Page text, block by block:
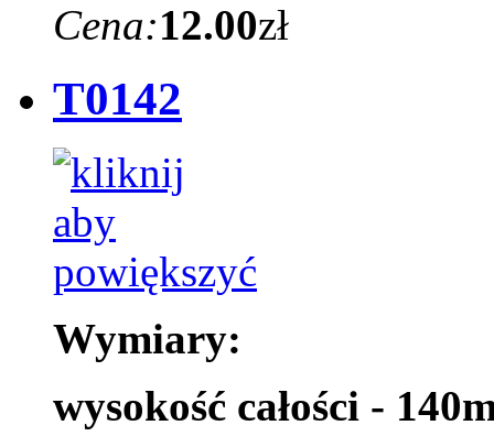
Cena:12.00zł
T0142
Wymiary:
wysokość całości -